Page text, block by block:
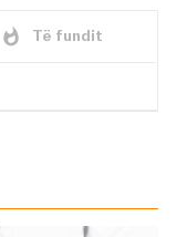
whatshot Të fundit